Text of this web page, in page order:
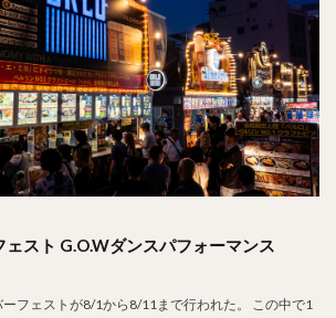
スト G.O.Wダンスパフォーマンス
フェストが8/1から8/11まで行われた。 この中で1